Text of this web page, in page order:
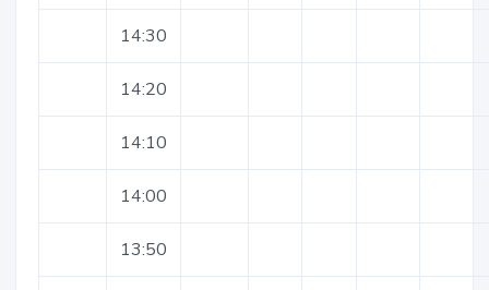
14:30
14:20
14:10
14:00
13:50